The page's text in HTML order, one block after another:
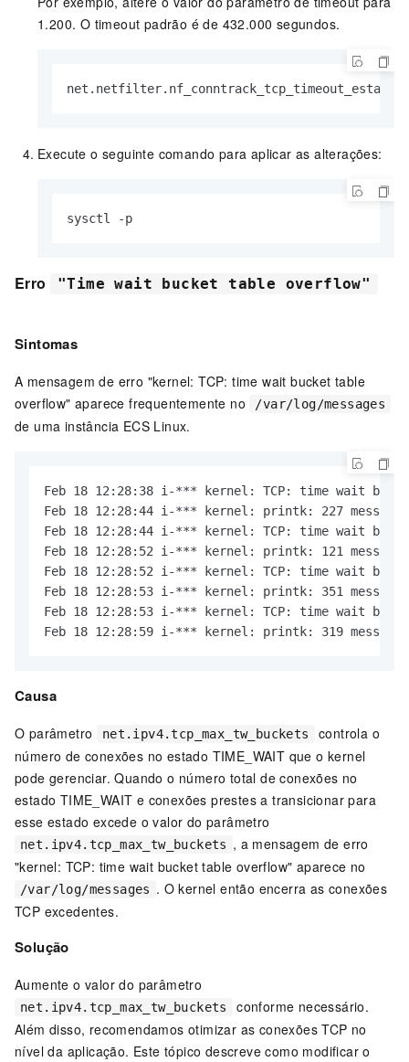
1.200. O timeout padrão é de 432.000 segundos.
Execute o seguinte comando para aplicar as alterações:
sysctl -p
Erro "Time wait bucket table overflow"
Sintomas
A mensagem de erro "kernel: TCP: time wait bucket table
overflow" aparece frequentemente no
/var/log/messages
de uma instância ECS Linux.
Feb 18 12:28:38 i-*** kernel: TCP: time wait
Feb 18 12:28:44 i-*** kernel: printk: 227 messages
Feb 18 12:28:44 i-*** kernel: TCP: time wait
Feb 18 12:28:52 i-*** kernel: printk: 121 messages
Feb 18 12:28:52 i-*** kernel: TCP: time wait
Feb 18 12:28:53 i-*** kernel: printk: 351 messages
Feb 18 12:28:53 i-*** kernel: TCP: time wait
Feb 18 12:28:59 i-*** kernel: printk: 319 messages
Causa
O parâmetro net.ipv4.tcp_max_tw_buckets
controla o
número de conexões no estado TIME_WAIT que o kernel
pode gerenciar. Quando o número total de conexões no
estado TIME_WAIT e conexões prestes a transicionar para
esse estado excede o valor do parâmetro
net.ipv4.tcp_max_tw_buckets , a mensagem de erro
"kernel: TCP: time wait bucket table overflow" aparece no
/var/log/messages . O kernel então encerra as conexões
TCP excedentes.
Solução
Aumente o valor do parâmetro
net.ipv4.tcp_max_tw_buckets
conforme necessário.
Além disso, recomendamos otimizar as conexões TCP no
nível da aplicação. Este tópico descreve como modificar o